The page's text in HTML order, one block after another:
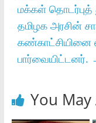
மக்கள் தொடர்புத்
தமிழக அரசின்
கண்காட்சியினை
பார்வையிட்டனர்.
You